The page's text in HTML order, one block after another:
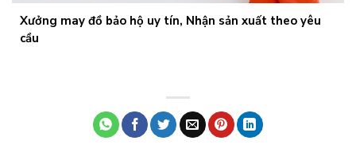
Xưởng may đồ bảo hộ uy tín, Nhận sản xuất theo yêu
cầu